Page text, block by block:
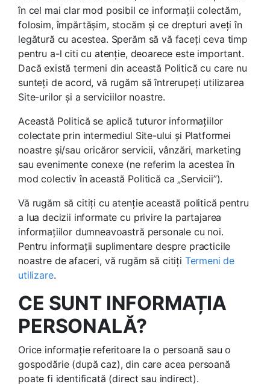
în cel mai clar mod posibil ce informații colectăm,
folosim, împărtășim, stocăm și ce drepturi aveți în
legătură cu acestea. Sperăm să vă faceți ceva timp
pentru a-l citi cu atenție, deoarece este important.
Dacă există termeni din această Politică cu care nu
sunteți de acord, vă rugăm să întrerupeți utilizarea
Site-urilor și a serviciilor noastre.
Această Politică se aplică tuturor informațiilor
colectate prin intermediul Site-ului și Platformei
noastre și/sau oricăror servicii, vânzări, marketing
sau evenimente conexe (ne referim la acestea în
mod colectiv în această Politică ca „Servicii”).
Vă rugăm să citiți cu atenție această politică pentru
a lua decizii informate cu privire la partajarea
informațiilor dumneavoastră personale cu noi.
Pentru informații suplimentare despre practicile
noastre de afaceri, vă rugăm să citiți Termeni de
utilizare.
CE SUNT INFORMAȚIA
PERSONALĂ?
Orice informație referitoare la o persoană sau o
gospodărie (după caz), din care acea persoană
poate fi identificată (direct sau indirect).